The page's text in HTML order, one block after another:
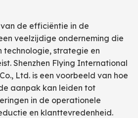
de efficiëntie in de
veelzijdige onderneming die
technologie, strategie en
Shenzhen Flying International
Ltd. is een voorbeeld van hoe
aanpak kan leiden tot
in de operationele
en klanttevredenheid.